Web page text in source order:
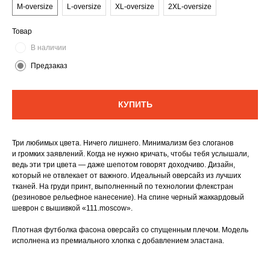
M-oversize
L-oversize XL-oversize 2XL-oversize
Товар
В наличии
Предзаказ
КУПИТЬ
Три любимых цвета. Ничего лишнего. Минимализм без слоганов
и громких заявлений. Когда не нужно кричать, чтобы тебя услышали,
ведь эти три цвета — даже шепотом говорят доходчиво. Дизайн,
который не отвлекает от важного. Идеальный оверсайз из лучших
тканей. На груди принт, выполненный по технологии флекстран
(резиновое рельефное нанесение). На спине черный жаккардовый
шеврон с вышивкой «111.moscow».
Плотная футболка фасона оверсайз со спущенным плечом. Модель
исполнена из премиального хлопка с добавлением эластана.